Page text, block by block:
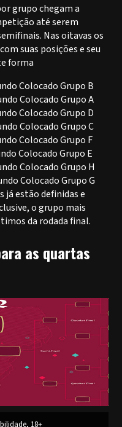
grupo chegam a
até serem
Nas oitavas os
suas posições e seu
forma
Colocado Grupo B
Colocado Grupo A
Colocado Grupo D
Colocado Grupo C
Colocado Grupo F
Colocado Grupo E
Colocado Grupo H
Colocado Grupo G
já estão definidas e
o grupo mais
da rodada final.
as quartas
18+